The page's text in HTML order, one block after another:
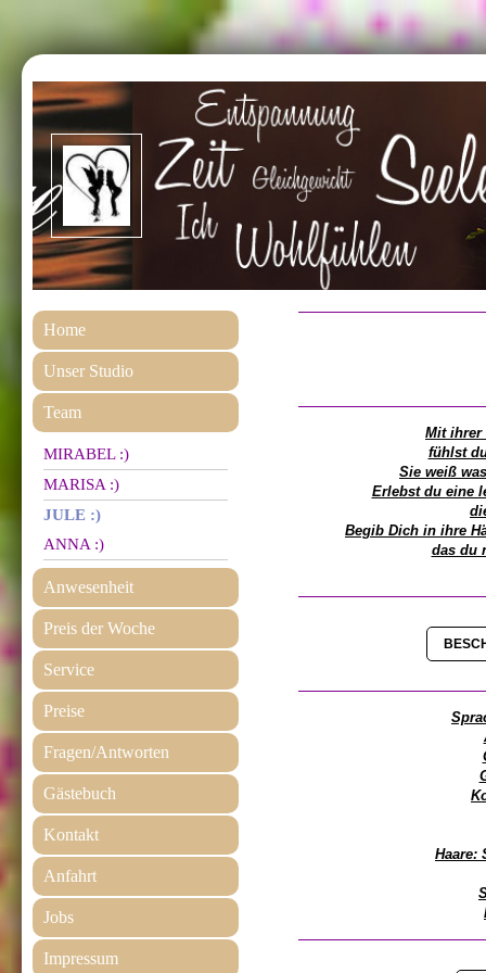
Home
Unser Studio
Team
MIRABEL :)
MARISA :)
JULE :)
ANNA :)
Anwesenheit
Preis der Woche
Service
Preise
Fragen/Antworten
Gästebuch
Kontakt
Anfahrt
Jobs
Impressum
Mit ihrer
fühlst
Sie weiß
Erlebst du eine
Begib Dich in ihre
das du
Haare: